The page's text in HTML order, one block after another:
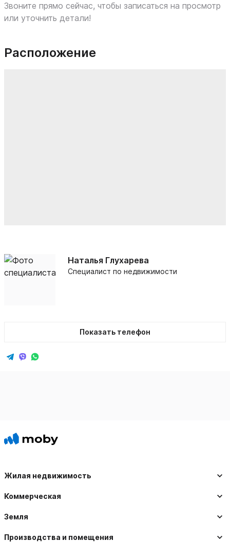
Звоните прямо сейчас, чтобы записаться на просмотр
или уточнить детали!
Расположение
Наталья Глухарева
Специалист по недвижимости
Показать телефон
Жилая недвижимость
Коммерческая
Земля
Производства и помещения